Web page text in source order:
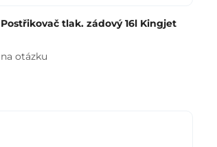
Postřikovač tlak. zádový 16l Kingjet
na otázku